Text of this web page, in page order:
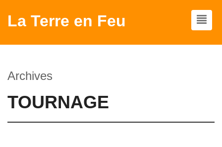
La Terre en Feu
Archives
TOURNAGE